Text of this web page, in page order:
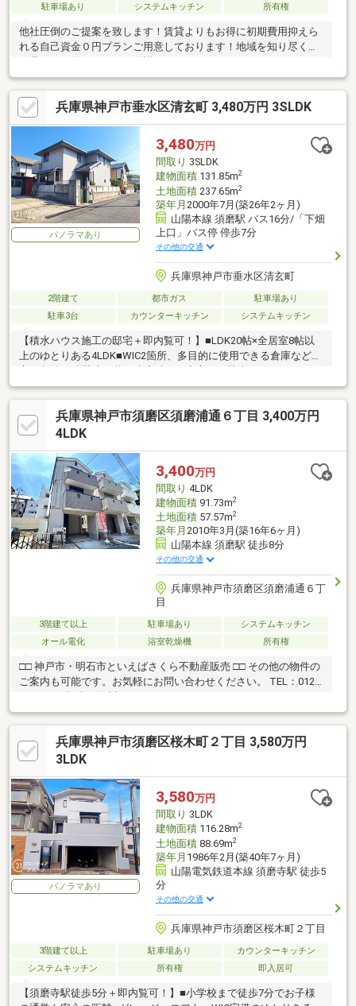
駐車場あり システムキッチン 所有権
他社圧倒のご提案を致します！賃貸よりもお得に初期費用抑えら
れる自己資金０円プランご用意しております！地域を知り尽くし
問い合わせください！！！
兵庫県神戸市垂水区清玄町 3,480万円 3SLDK
パノラマあり
3,480万円
間取り 3SLDK
建物面積131.85m2
土地面積237.65m2
築年月 2000年7月(築26年2ヶ月)
山陽本線 須磨駅 バス16分/「下畑
上口」バス停 停歩7分
その他の交通
兵庫県神戸市垂水区清玄町
2階建て 都市ガス
駐車場あり
駐車3台
カウンターキッチン システムキッチン
【積水ハウス施工の邸宅＋即内覧可！】■LDK20帖×全居室8帖以
上のゆとりある4LDK■WIC2箇所、多目的に使用できる倉庫など豊
兵庫県神戸市須磨区須磨浦通６丁目 3,400万円
4LDK
3,400万円
間取り 4LDK
建物面積91.73m2
土地面積57.57m2
築年月 2010年3月(築16年6ヶ月)
山陽本線 須磨駅 徒歩8分
その他の交通
兵庫県神戸市須磨区須磨浦通６丁
目
3階建て以上 駐車場あり
システムキッチン
オール電化
浴室乾燥機 所有権
□□ 神戸市・明石市といえばさくら不動産販売 □□ その他の物件の
ご案内も可能です。お気軽にお問い合わせください。 TEL：0120-
兵庫県神戸市須磨区桜木町２丁目 3,580万円
3LDK
パノラマあり
3,580万円
間取り 3LDK
建物面積116.28m2
土地面積88.69m2
築年月 1986年2月(築40年7ヶ月)
山陽電気鉄道本線 須磨寺駅 徒歩5
分
その他の交通
兵庫県神戸市須磨区桜木町２丁目
3階建て以上 駐車場あり
カウンターキッチン
システムキッチン
所有権 即入居可
【須磨寺駅徒歩5分＋即内覧可！】■小学校まで徒歩7分でお子様